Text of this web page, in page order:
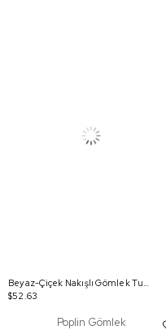
Beyaz-Çiçek Nakışlı Gömlek Tunik
$52.63
Poplin Gömlek